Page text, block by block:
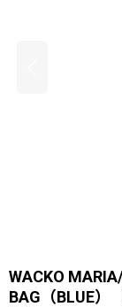
WACKO
BAG（BLUE）